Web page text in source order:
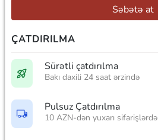
Səbətə at
ÇATDIRILMA
Sürətli çatdırılma
Bakı daxili 24 saat ərzində
Pulsuz Çatdırılma
10 AZN-dən yuxarı sifarişlərdə